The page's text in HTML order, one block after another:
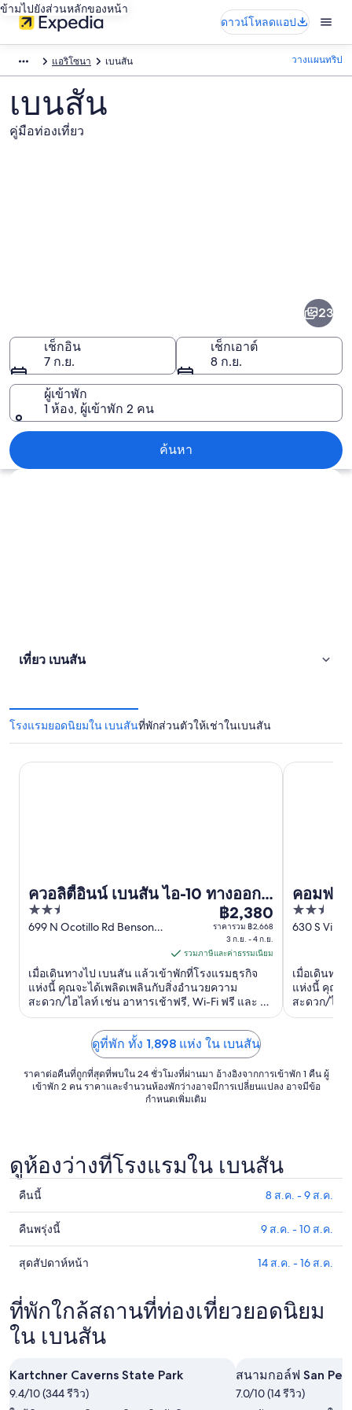
ข้ามไปยังส่วนหลักของหน้า
ดาวน์โหลดแอป
แอริโซนา เบนสัน วางแผนทริป
เบนสัน
คู่มือท่องเที่ยว
23
เช็กอิน
7 ก.ย.
เช็กเอาต์
8 ก.ย.
ผู้เข้าพัก
1 ห้อง, ผู้เข้าพัก 2 คน
ค้นหา
สำรวจแผนที่
เที่ยว เบนสัน
โรงแรมยอดนิยมใน เบนสันที่พักส่วนตัวให้เช่าในเบนสัน
ควอลิตี้อินน์ เบนสัน ไอ-10 ทางออก
304
2.5
out
699 N Ocotillo Rd Benson
ราคา
฿2,380
ต่อ
คืน
เข้า
พัก
ก.ย.
ถึง
4
฿2,380
ราคารวม ฿2,668
3 ก.ย. - 4 ก.ย.
รวมภาษีและค่าธรรมเนียม
เมื่อเดินทางไป เบนสัน แล้วเข้าพักที่โรงแรมธุรกิจ
แห่งนี้ คุณจะได้เพลิดเพลินกับสิ่งอำนวยความ
สะดวก/ไฮไลท์ เช่น อาหารเช้าฟรี, Wi-Fi ฟรี และ ที่
จอดรถฟรี ผู้เข้าพักที่จองกับเรารีวิวว่าชอบพนักงาน
และความสะอาดของห้องพักเป็นพิเศษ ...
ควอลิตี้อินน์ เบนสัน ไอ-10 ทางออก 304
คอมฟอ
เนอร์ ค
2.5
out
630 S
เมื่อเดินทา
แห่งนี้ คุณจ
สะดวก/ไฮไ
สระว่ายน้ำ
คอมฟอร์ตอิ
ดูที่พัก ทั้ง 1,898 แห่ง ใน เบนสัน
ราคาต่อคืนที่ถูกที่สุดที่พบใน 24 ชั่วโมงที่ผ่านมา อ้างอิงจากการเข้าพัก 1 คืน ผู้
เข้าพัก 2 คน ราคาและจำนวนห้องพักว่างอาจมีการเปลี่ยนแปลง อาจมีข้อ
กำหนดเพิ่มเติม
ดูห้องว่างที่โรงแรมใน เบนสัน
ดูรา
คา
ที่พัก
ใน
เบน
สัน
สำหรับ
คืน
8
ส.ค.
คืนนี้ 8 ส.ค. - 9 ส.ค.
ดูรา
คา
ที่พัก
เบน
สัน
สำหรับ
คืน
พรุ่ง
คืนพรุ่งนี้ 9 ส.ค. - 10 ส.ค.
ดูรา
ที่พัก
ใน
เบน
สำหรับ
สุด
สุดสัปดาห์หน้า 14 ส.ค. - 16 ส.ค.
ที่พักใกล้สถานที่ท่องเที่ยวยอดนิยม
ใน เบนสัน
Kartchner Caverns State Park
9.4/10 (344 รีวิว)
สนามกอล์ฟ San
7.0/10 (14 รีวิว)